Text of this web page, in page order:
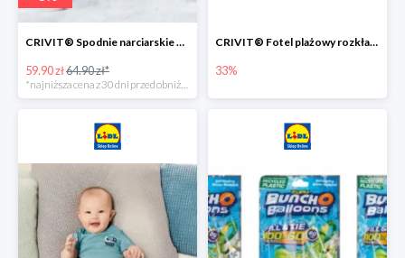
CRIVIT® Spodnie narciarskie dziewczęce
59.90 zł64.90 zł*
*najniższa cena z 30 dni przed obniżką
CRIVIT® Fotel plażowy rozkładany / Brodzik dziecięcy
33%